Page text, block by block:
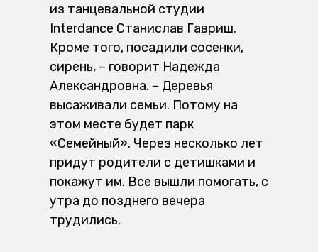
из танцевальной студии
Interdance Станислав Гавриш.
Кроме того, посадили сосенки,
сирень, – говорит Надежда
Александровна. – Деревья
высаживали семьи. Потому на
этом месте будет парк
«Семейный». Через несколько лет
придут родители с детишками и
покажут им. Все вышли помогать, с
утра до позднего вечера
трудились.